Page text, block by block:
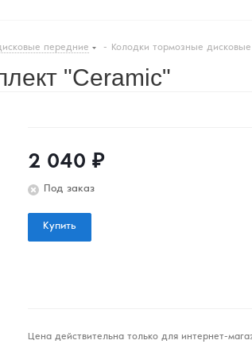
передние - Колодки тормозные
"Ceramic"
2 040 ₽
Под заказ
Купить
Цена действительна только для интернет-